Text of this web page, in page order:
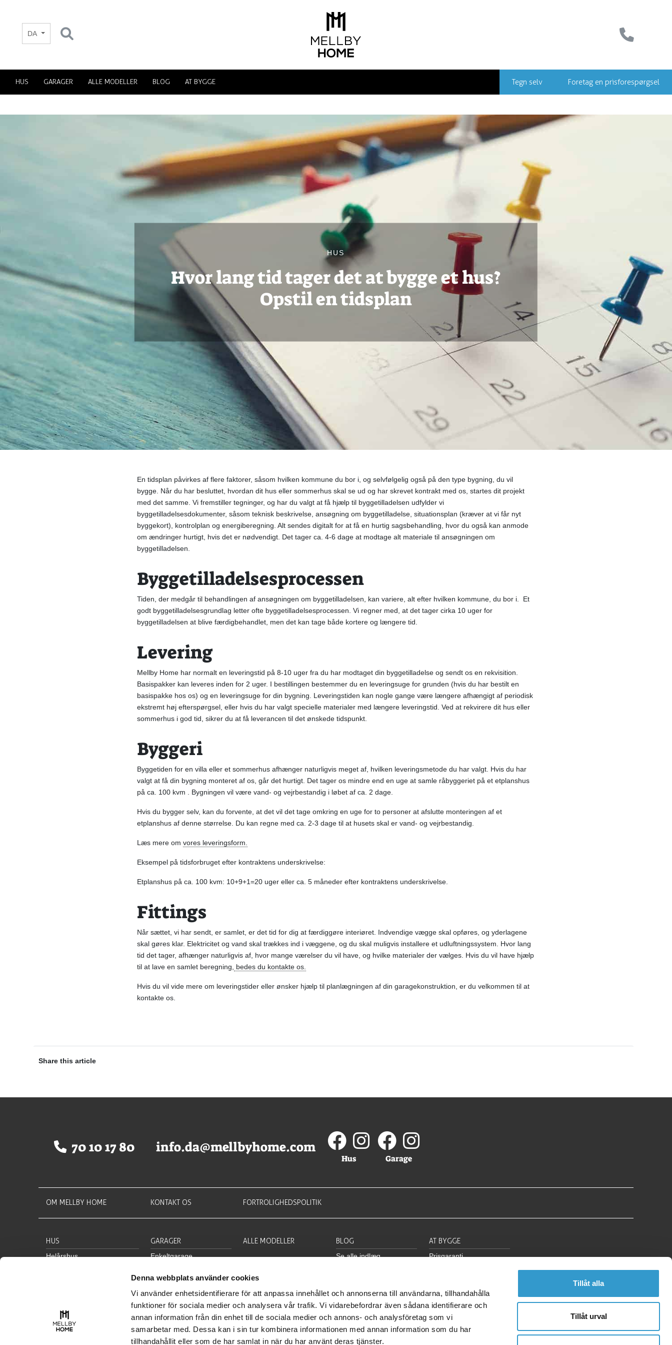
Denna webbplats använder cookies
Vi använder enhetsidentifierare för att anpassa innehållet och annonserna till användarna, tillhandahålla
funktioner för sociala medier och analysera vår trafik. Vi vidarebefordrar även sådana identifierare och
annan information från din enhet till de sociala medier och annons- och analysföretag som vi
samarbetar med. Dessa kan i sin tur kombinera informationen med annan information som du har
tillhandahållit eller som de har samlat in när du har använt deras tjänster.
Tillåt alla
Tillåt urval
DA
HUS GARAGER ALLE MODELLER BLOG AT BYGGE Tegn selv Foretag en prisforespørgsel
HUS
Hvor lang tid tager det at bygge et hus?
Opstil en tidsplan
En tidsplan påvirkes af flere faktorer, såsom hvilken kommune du bor i, og selvfølgelig også på den type bygning, du vil
bygge. Når du har besluttet, hvordan dit hus eller sommerhus skal se ud og har skrevet kontrakt med os, startes dit projekt
med det samme. Vi fremstiller tegninger, og har du valgt at få hjælp til byggetilladelsen udfylder vi
byggetilladelsesdokumenter, såsom teknisk beskrivelse, ansøgning om byggetilladelse, situationsplan (kræver at vi får nyt
byggekort), kontrolplan og energiberegning. Alt sendes digitalt for at få en hurtig sagsbehandling, hvor du også kan anmode
om ændringer hurtigt, hvis det er nødvendigt. Det tager ca. 4-6 dage at modtage alt materiale til ansøgningen om
byggetilladelsen.
Byggetilladelsesprocessen
Tiden, der medgår til behandlingen af ansøgningen om byggetilladelsen, kan variere, alt efter hvilken kommune, du bor i. Et
godt byggetilladelsesgrundlag letter ofte byggetilladelsesprocessen. Vi regner med, at det tager cirka 10 uger for
byggetilladelsen at blive færdigbehandlet, men det kan tage både kortere og længere tid.
Levering
Mellby Home har normalt en leveringstid på 8-10 uger fra du har modtaget din byggetilladelse og sendt os en rekvisition.
Basispakker kan leveres inden for 2 uger. I bestillingen bestemmer du en leveringsuge for grunden (hvis du har bestilt en
basispakke hos os) og en leveringsuge for din bygning. Leveringstiden kan nogle gange være længere afhængigt af periodisk
ekstremt høj efterspørgsel, eller hvis du har valgt specielle materialer med længere leveringstid. Ved at rekvirere dit hus eller
sommerhus i god tid, sikrer du at få leverancen til det ønskede tidspunkt.
Byggeri
Byggetiden for en villa eller et sommerhus afhænger naturligvis meget af, hvilken leveringsmetode du har valgt. Hvis du har
valgt at få din bygning monteret af os, går det hurtigt. Det tager os mindre end en uge at samle råbyggeriet på et etplanshus
på ca. 100 kvm . Bygningen vil være vand- og vejrbestandig i løbet af ca. 2 dage.
Hvis du bygger selv, kan du forvente, at det vil det tage omkring en uge for to personer at afslutte monteringen af et
etplanshus af denne størrelse. Du kan regne med ca. 2-3 dage til at husets skal er vand- og vejrbestandig.
Læs mere om vores leveringsform.
Eksempel på tidsforbruget efter kontraktens underskrivelse:
Etplanshus på ca. 100 kvm: 10+9+1=20 uger eller ca. 5 måneder efter kontraktens underskrivelse.
Fittings
Når sættet, vi har sendt, er samlet, er det tid for dig at færdiggøre interiøret. Indvendige vægge skal opføres, og yderlagene
skal gøres klar. Elektricitet og vand skal trækkes ind i væggene, og du skal muligvis installere et udluftningssystem. Hvor lang
tid det tager, afhænger naturligvis af, hvor mange værelser du vil have, og hvilke materialer der vælges. Hvis du vil have hjælp
til at lave en samlet beregning,
bedes du kontakte os.
Hvis du vil vide mere om leveringstider eller ønsker hjælp til planlægningen af din garagekonstruktion, er du velkommen til at
kontakte os.
Share this article
70 10 17 80 info.da@mellbyhome.com
Hus Garage
OM MELLBY HOME KONTAKT OS FORTROLIGHEDSPOLITIK
HUS
Helårshus
GARAGER
Enkeltgarage
Specialgarage
ALLE MODELLER BLOG
Se alle indlæg
AT BYGGE
Prisgaranti
Levering
Inkluderede materialer